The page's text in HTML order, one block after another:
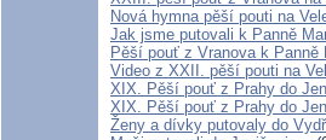
Nová hymna pěší pouti na
Jak jsme putovali k Panně
Pěší pouť z Vranova k Panně
Video z XXII. pěší pouti na
XIX. Pěší pouť z Prahy do
XIX. Pěší pouť z Prahy do
Ženy a dívky putovaly do